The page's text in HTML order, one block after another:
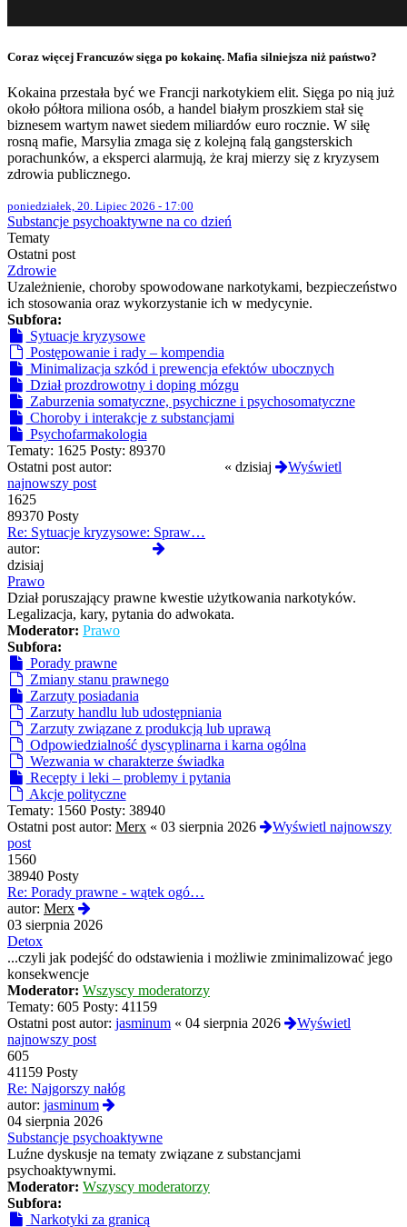
Coraz więcej Francuzów sięga po kokainę. Mafia silniejsza niż państwo?
Kokaina przestała być we Francji narkotykiem elit. Sięga po nią już
około półtora miliona osób, a handel białym proszkiem stał się
biznesem wartym nawet siedem miliardów euro rocznie. W siłę
rosną mafie, Marsylia zmaga się z kolejną falą gangsterskich
porachunków, a eksperci alarmują, że kraj mierzy się z kryzysem
zdrowia publicznego.
poniedziałek, 20. Lipiec 2026 - 17:00
Substancje psychoaktywne na co dzień
Tematy
Ostatni post
Zdrowie
Uzależnienie, choroby spowodowane narkotykami, bezpieczeństwo
ich stosowania oraz wykorzystanie ich w medycynie.
Subfora:
Sytuacje kryzysowe
Postępowanie i rady – kompendia
Minimalizacja szkód i prewencja efektów ubocznych
Dział prozdrowotny i doping mózgu
Zaburzenia somatyczne, psychiczne i psychosomatyczne
Choroby i interakcje z substancjami
Psychofarmakologia
Tematy: 1625 Posty: 89370
Ostatni post autor:
« dzisiaj
Wyświetl
najnowszy post
1625
89370 Posty
Re: Sytuacje kryzysowe: Spraw…
autor:
dzisiaj
Prawo
Dział poruszający prawne kwestie użytkowania narkotyków.
Legalizacja, kary, pytania do adwokata.
Moderator: Prawo
Subfora:
Porady prawne
Zmiany stanu prawnego
Zarzuty posiadania
Zarzuty handlu lub udostępniania
Zarzuty związane z produkcją lub uprawą
Odpowiedzialność dyscyplinarna i karna ogólna
Wezwania w charakterze świadka
Recepty i leki – problemy i pytania
Akcje polityczne
Tematy: 1560 Posty: 38940
Ostatni post autor: Merx « 03 sierpnia 2026
Wyświetl najnowszy
post
1560
38940 Posty
Re: Porady prawne - wątek ogó…
autor: Merx
najnowszy
03 sierpnia 2026
Detox
...czyli jak podejść do odstawienia i możliwie zminimalizować jego
konsekwencje
Moderator: Wszyscy moderatorzy
Tematy: 605 Posty: 41159
Ostatni post autor: jasminum « 04 sierpnia 2026
Wyświetl
najnowszy post
605
41159 Posty
Re: Najgorszy nałóg
autor: jasminum
post
04 sierpnia 2026
Substancje psychoaktywne
Luźne dyskusje na tematy związane z substancjami
psychoaktywnymi.
Moderator: Wszyscy moderatorzy
Subfora:
Narkotyki za granicą